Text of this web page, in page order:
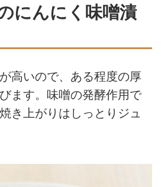
にんにく味噌漬
高いので、ある程度の厚
ます。味噌の発酵作用で
き上がりはしっとりジュ